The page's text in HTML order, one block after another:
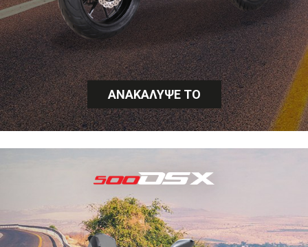
ΑΝΑΚΑΛΥΨΕ ΤΟ